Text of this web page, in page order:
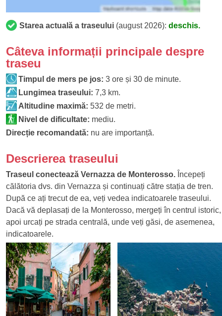
Starea actuală a traseului (august 2026): deschis.
Câteva informații principale despre
traseu
Timpul de mers pe jos: 3 ore și 30 de minute.
Lungimea traseului: 7,3 km.
Altitudine maximă: 532 de metri.
Nivel de dificultate: mediu.
Direcție recomandată: nu are importanță.
Descrierea traseului
Traseul conectează Vernazza de Monterosso. Începeți
călătoria dvs. din Vernazza și continuați către stația de tren.
După ce ați trecut de ea, veți vedea indicatoarele traseului.
Dacă vă deplasați de la Monterosso, mergeți în centrul istoric,
apoi urcați pe strada centrală, unde veți găsi, de asemenea,
indicatoarele.